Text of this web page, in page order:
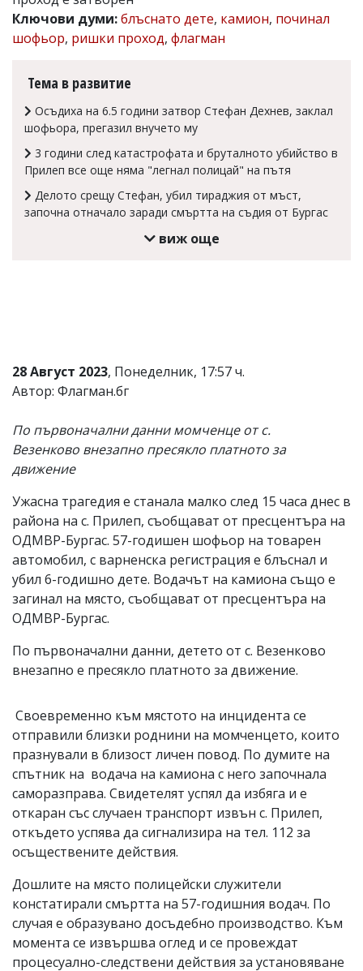
Коментарите
статиите
въвеждат
читателите
редакцията
носи
отговорност
тях!
Ключови думи:блъснато дете, камион, починал
шофьор, ришки проход, флагман
Тема в развитие
Осъдиха на 6.5 години затвор Стефан Дехнев, заклал
шофьора, прегазил внучето му
3 години след катастрофата и бруталното убийство в
Прилеп все още няма "легнал полицай" на пътя
Делото срещу Стефан, убил тираджия от мъст,
започна отначало заради смъртта на съдия от Бургас
виж още
28 Август 2023, Понеделник, 17:57 ч.
Автор: Флагман.бг
По първоначални данни момченце от с.
Везенково внезапно пресякло платното за
движение
Ужасна трагедия е станала малко след 15 часа днес в
района на с. Прилеп, съобщават от пресцентъра на
ОДМВР-Бургас. 57-годишен шофьор на товарен
автомобил, с варненска регистрация е блъснал и
убил 6-годишно дете. Водачът на камиона също е
загинал на място, съобщават от пресцентъра на
ОДМВР-Бургас.
По първоначални данни, детето от с. Везенково
внезапно е пресякло платното за движение.
Своевременно към мястото на инцидента се
отправили близки роднини на момченцето, които
празнували в близост личен повод. По думите на
спътник на водача на камиона с него започнала
саморазправа. Свидетелят успял да избяга и е
откаран със случаен транспорт извън с. Прилеп,
откъдето успява да сигнализира на тел. 112 за
осъществените действия.
Дошлите на място полицейски служители
констатирали смъртта на 57-годишния водач. По
случая е образувано досъдебно производство. Към
момента се извършва оглед и се провеждат
процесуално-следствени действия за установяване